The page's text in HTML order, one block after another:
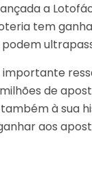
a
tem
importante
de
à sua
aos